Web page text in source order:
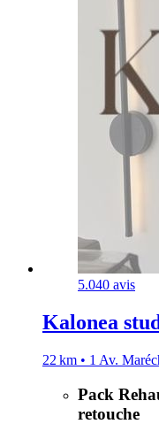
5.040 avis
Kalonea
22 km • 1 Av.
Pack
retouche